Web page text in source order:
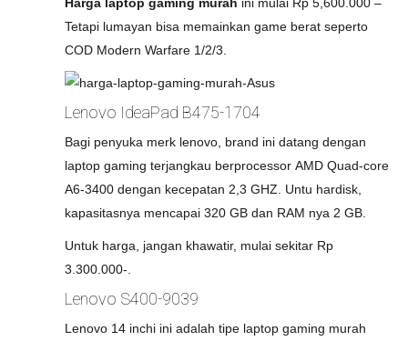
Tetapi lumayan bisa memainkan game berat seperto
COD Modern Warfare 1/2/3.
Lenovo IdeaPad B475-1704
Bagi penyuka merk lenovo, brand ini datang dengan
laptop gaming terjangkau berprocessor AMD Quad-core
A6-3400 dengan kecepatan 2,3 GHZ. Untu hardisk,
kapasitasnya mencapai 320 GB dan RAM nya 2 GB.
Untuk harga, jangan khawatir, mulai sekitar Rp
3.300.000-.
Lenovo S400-9039
Lenovo 14 inchi ini adalah tipe laptop gaming murah